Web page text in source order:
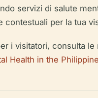
servizi di salute
per la tua
i visitatori, consulta
Health in the